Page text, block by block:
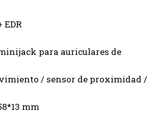
EDR
para auriculares de
/ sensor de proximidad /
mm